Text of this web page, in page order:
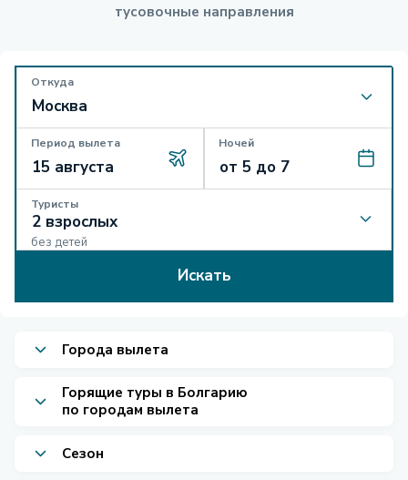
тусовочные направления
Откуда
Период вылета Ночей
Туристы
без детей
Искать
Города вылета
Горящие туры в Болгарию
по городам вылета
Сезон